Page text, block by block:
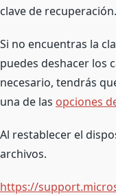
clave de recuperación.
Si no encuentras la
puedes deshacer los
necesario, tendrás
una de las opciones
Al restablecer el
archivos.
https://